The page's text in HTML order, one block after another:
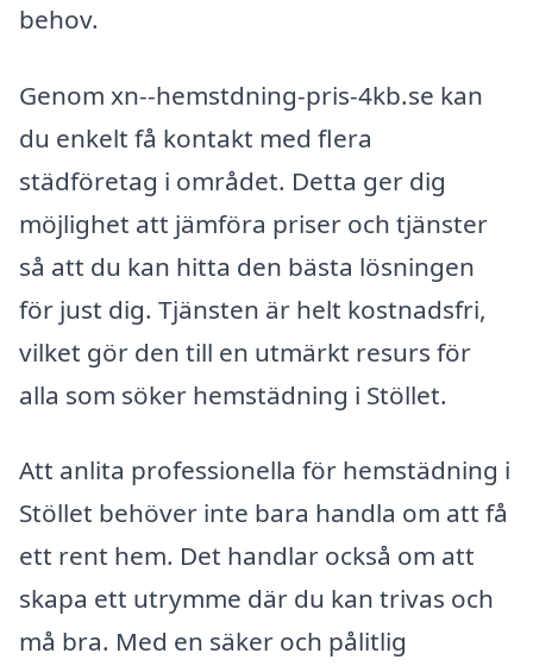
behov.
Genom xn--hemstdning-pris-4kb.se kan
du enkelt få kontakt med flera
städföretag i området. Detta ger dig
möjlighet att jämföra priser och tjänster
så att du kan hitta den bästa lösningen
för just dig. Tjänsten är helt kostnadsfri,
vilket gör den till en utmärkt resurs för
alla som söker hemstädning i Stöllet.
Att anlita professionella för hemstädning i
Stöllet behöver inte bara handla om att få
ett rent hem. Det handlar också om att
skapa ett utrymme där du kan trivas och
må bra. Med en säker och pålitlig